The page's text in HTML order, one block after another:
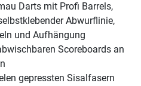
Darts mit Profi Barrels,
Abwurflinie,
und Aufhängung
Scoreboards an
gepressten Sisalfasern